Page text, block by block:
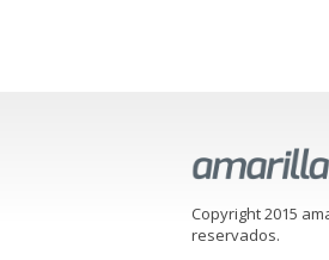
Copyright 2015
reservados.